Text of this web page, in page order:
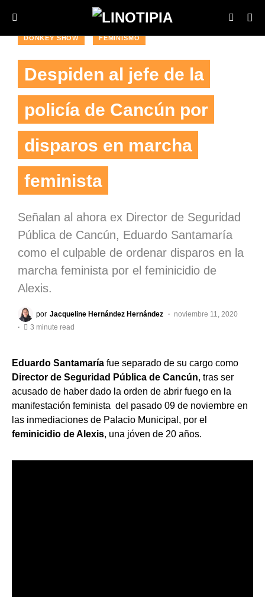
DONKEY SHOW FEMINISMO
Despiden al jefe de la
policía de Cancún por
disparos en marcha
feminista
Señalan al ahora ex Director de Seguridad
Pública de Cancún, Eduardo Santamaría
como el culpable de ordenar disparos en la
marcha feminista por el feminicidio de
Alexis.
por Jacqueline Hernández Hernández
noviembre 11, 2020
3 minute read
Eduardo Santamaría fue separado de su cargo como
Director de Seguridad Pública de Cancún, tras ser
acusado de haber dado la orden de abrir fuego en la
manifestación feminista del pasado 09 de noviembre en
las inmediaciones de Palacio Municipal, por el
feminicidio de Alexis, una jóven de 20 años.